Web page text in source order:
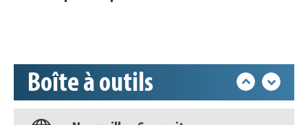
Boîte à outils
Base documentaire